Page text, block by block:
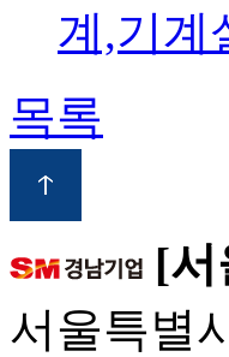
계,기계
목록
[서
서울특별